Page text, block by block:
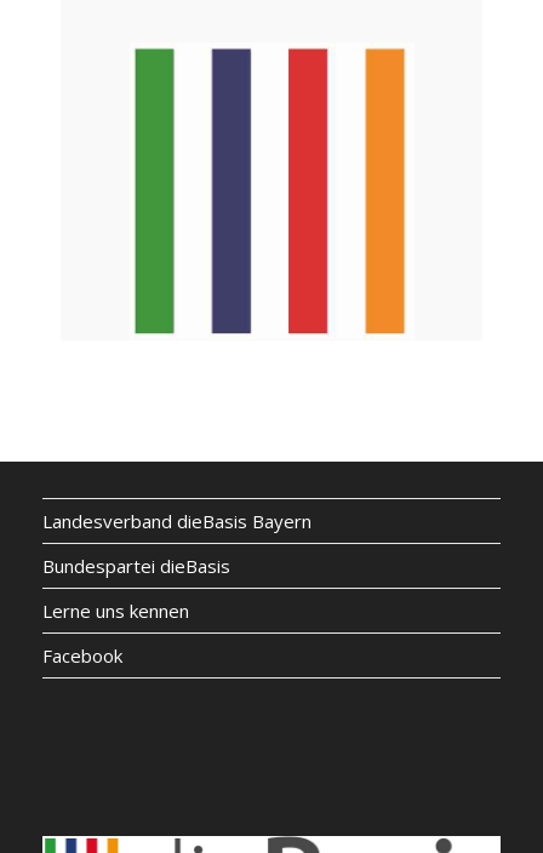
Landesverband dieBasis Bayern
Bundespartei dieBasis
Lerne uns kennen
Facebook